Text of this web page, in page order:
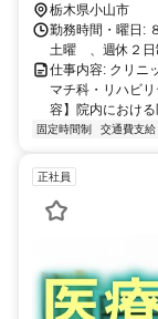
栃木県小山市
勤務時間・曜日:
土曜 、週休２日
仕事内容: クリニ
マチ科・リハビ
容】院内におけ
固定時間制 交通費支給
正社員